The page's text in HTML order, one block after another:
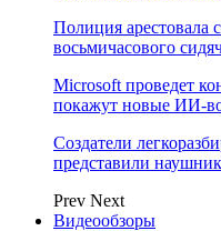
Полиция арестовала
восьмичасового
Microsoft проведет
покажут новые ИИ-
Создатели
представили
Prev Next
Видеообзоры